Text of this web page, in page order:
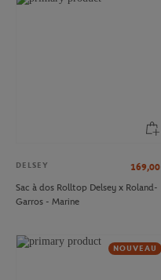
DELSEY 169,00
Sac à dos Rolltop Delsey x Roland-
Garros - Marine
NOUVEAU